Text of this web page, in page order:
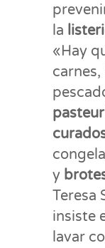
la
«Hay
carnes,
y
Teresa
insiste
lavar